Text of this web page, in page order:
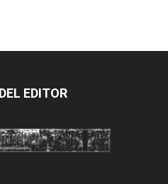
EDITOR